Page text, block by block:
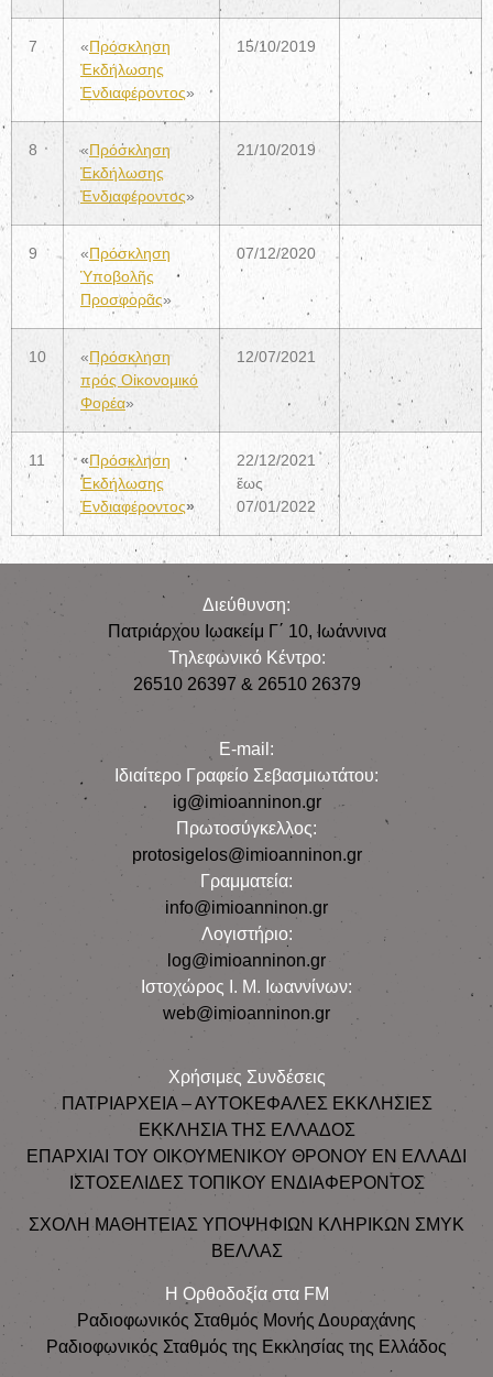
7 «Πρόσκληση
Ἐκδήλωσης
Ἐνδιαφέροντος»
15/10/2019
8 «Πρόσκληση
Ἐκδήλωσης
Ἐνδιαφέροντος»
21/10/2019
9 «Πρόσκληση
Ὑποβολῆς
Προσφορᾶς»
07/12/2020
10 «Πρόσκληση
πρός Οἰκονομικό
Φορέα»
12/07/2021
11 «Πρόσκληση
Ἐκδήλωσης
Ἐνδιαφέροντος»
22/12/2021
ἕως
07/01/2022
Διεύθυνση:
Πατριάρχου Ιωακείμ Γ΄ 10, Iωάννινα
Τηλεφωνικό Κέντρο:
26510 26397 & 26510 26379
E-mail:
Iδιαίτερο Γραφείο Σεβασμιωτάτου:
ig@imioanninon.gr
Πρωτοσύγκελλος:
protosigelos@imioanninon.gr
Γραμματεία:
info@imioanninon.gr
Λογιστήριο:
log@imioanninon.gr
Ιστοχώρος Ι. Μ. Ιωαννίνων:
web@imioanninon.gr
Χρήσιμες Συνδέσεις
ΠΑΤΡΙΑΡΧΕΙΑ – ΑΥΤΟΚΕΦΑΛΕΣ ΕΚΚΛΗΣΙΕΣ
ΕΚΚΛΗΣΙΑ ΤΗΣ ΕΛΛΑΔΟΣ
ΕΠΑΡΧΙΑΙ ΤΟΥ ΟΙΚΟΥΜΕΝΙΚΟΥ ΘΡΟΝΟΥ ΕΝ ΕΛΛΑΔΙ
ΙΣΤΟΣΕΛΙΔΕΣ ΤΟΠΙΚΟΥ ΕΝΔΙΑΦΕΡΟΝΤΟΣ
ΣΧΟΛΗ ΜΑΘΗΤΕΙΑΣ ΥΠΟΨΗΦΙΩΝ ΚΛΗΡΙΚΩΝ ΣΜΥΚ
ΒΕΛΛΑΣ
Η Ορθοδοξία στα FM
Ραδιοφωνικός Σταθμός Μονής Δουραχάνης
Ραδιοφωνικός Σταθμός της Εκκλησίας της Ελλάδος